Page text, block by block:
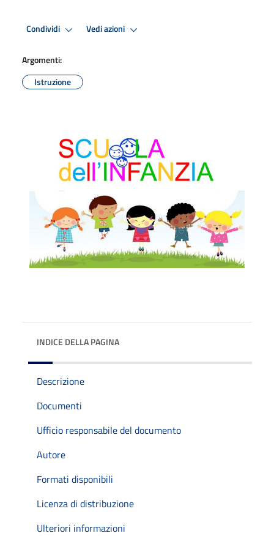
Condividi Vedi azioni
Argomenti:
Istruzione
INDICE DELLA PAGINA
Descrizione
Documenti
Ufficio responsabile del documento
Autore
Formati disponibili
Licenza di distribuzione
Ulteriori informazioni